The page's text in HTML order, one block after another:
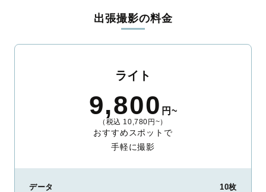
出張撮影の料金
ライト
9,800 円~
（税込 10,780円~）
おすすめスポットで
手軽に撮影
データ
10枚